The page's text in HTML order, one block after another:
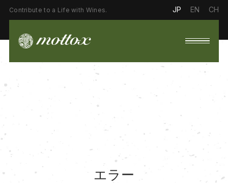
Contribute to a Life with Wines. JP EN CH
エラー